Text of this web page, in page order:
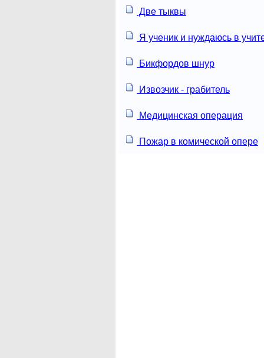
Две тыквы
Я ученик и нуждаюсь в
Бикфордов шнур
Извозчик - грабитель
Медицинская операция
Пожар в комической опере